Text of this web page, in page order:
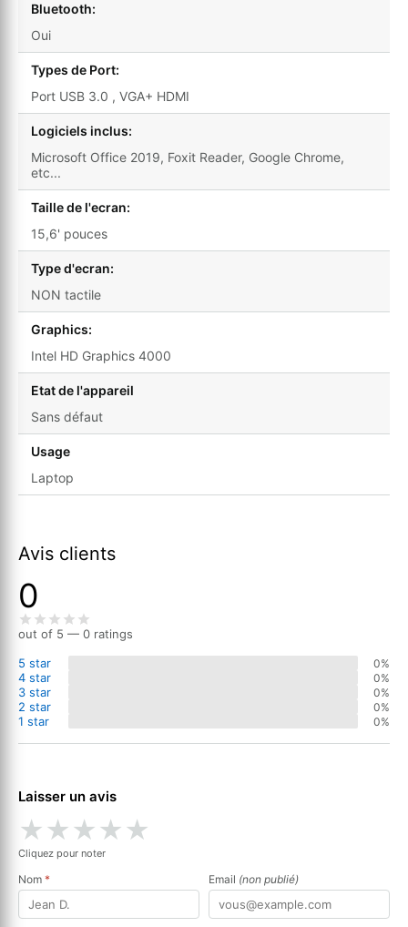
Bluetooth:
Oui
Types de Port:
Port USB 3.0 , VGA+ HDMI
Logiciels inclus:
Microsoft Office 2019, Foxit Reader, Google Chrome,
etc...
Taille de l'ecran:
15,6' pouces
Type d'ecran:
NON tactile
Graphics:
Intel HD Graphics 4000
Etat de l'appareil
Sans défaut
Usage
Laptop
Avis clients
0
out of 5 — 0 ratings
5 star
0%
4 star 0%
3 star 0%
2 star 0%
1 star 0%
Laisser un avis
★★★★★
Cliquez pour noter
Nom * Email (non publié)